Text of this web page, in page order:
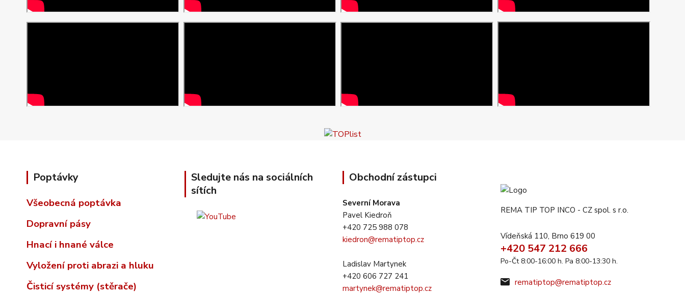
Poptávky
Všeobecná poptávka
Dopravní pásy
Hnací i hnané válce
Vyložení proti abrazi a hluku
Čisticí systémy (stěrače)
Sledujte nás na sociálních
sítích
Obchodní zástupci
Severní Morava
Pavel Kiedroň
+420 725 988 078
kiedron@rematiptop.cz
Ladislav Martynek
+420 606 727 241
martynek@rematiptop.cz
REMA TIP TOP INCO - CZ spol. s r.o.
Vídeňská 110, Brno 619 00
+420 547 212 666
Po-Čt 8:00-16:00 h. Pa 8:00-13:30 h.
rematiptop@rematiptop.cz